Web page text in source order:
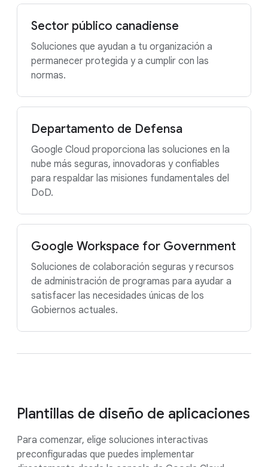
Sector público canadiense
Soluciones que ayudan a tu organización a
permanecer protegida y a cumplir con las
normas.
Departamento de Defensa
Google Cloud proporciona las soluciones en la
nube más seguras, innovadoras y confiables
para respaldar las misiones fundamentales del
DoD.
Google Workspace for Government
Soluciones de colaboración seguras y recursos
de administración de programas para ayudar a
satisfacer las necesidades únicas de los
Gobiernos actuales.
Plantillas de diseño de aplicaciones
Para comenzar, elige soluciones interactivas
preconfiguradas que puedes implementar